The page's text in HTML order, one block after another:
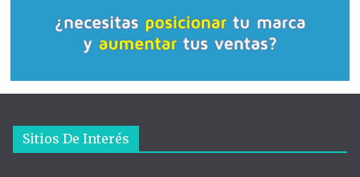
Sitios De Interés